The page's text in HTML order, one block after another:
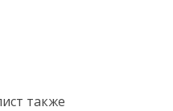
также